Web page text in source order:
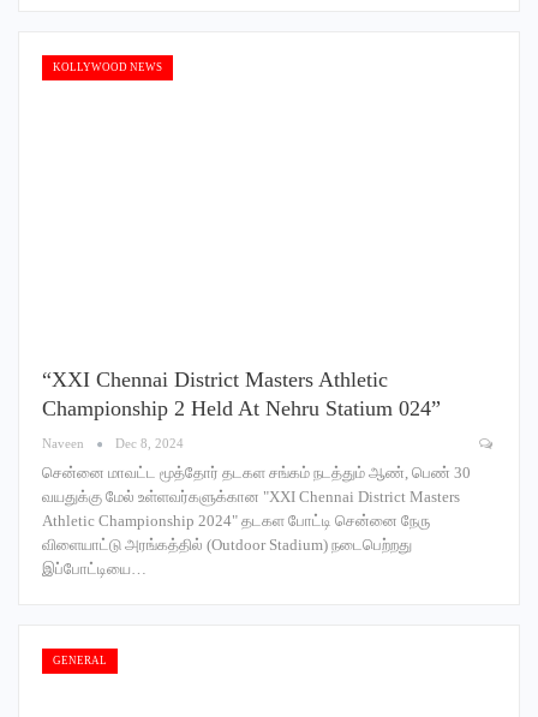
KOLLYWOOD NEWS
“XXI Chennai District Masters Athletic
Championship 2 Held At Nehru Statium 024”
Naveen Dec 8, 2024
சென்னை மாவட்ட மூத்தோர் தடகள சங்கம் நடத்தும் ஆண், பெண் 30
வயதுக்கு மேல் உள்ளவர்களுக்கான "XXI Chennai District Masters
Athletic Championship 2024" தடகள போட்டி சென்னை நேரு
விளையாட்டு அரங்கத்தில் (Outdoor Stadium) நடைபெற்றது
இப்போட்டியை…
GENERAL